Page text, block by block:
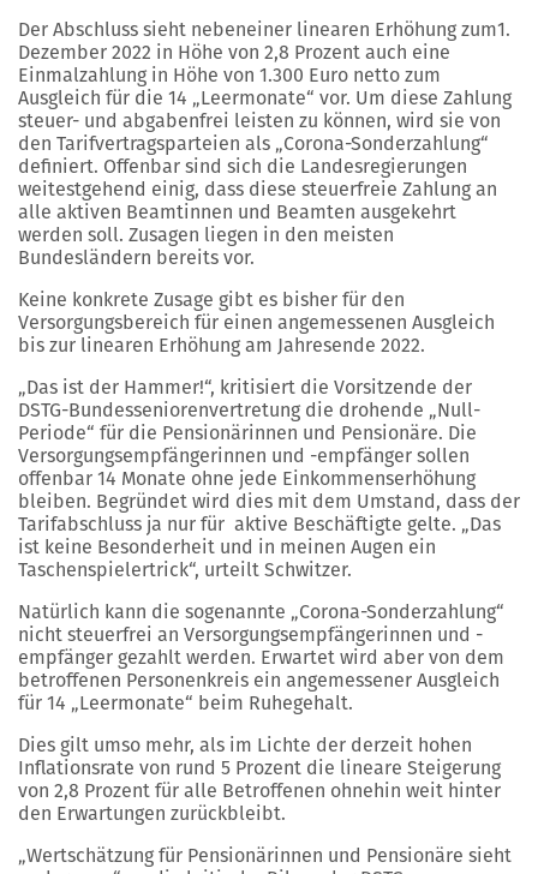
Der Abschluss sieht nebeneiner linearen Erhöhung zum1.
Dezember 2022 in Höhe von 2,8 Prozent auch eine
Einmalzahlung in Höhe von 1.300 Euro netto zum
Ausgleich für die 14 „Leermonate“ vor. Um diese Zahlung
steuer- und abgabenfrei leisten zu können, wird sie von
den Tarifvertragsparteien als „Corona-Sonderzahlung“
definiert. Offenbar sind sich die Landesregierungen
weitestgehend einig, dass diese steuerfreie Zahlung an
alle aktiven Beamtinnen und Beamten ausgekehrt
werden soll. Zusagen liegen in den meisten
Bundesländern bereits vor.
Keine konkrete Zusage gibt es bisher für den
Versorgungsbereich für einen angemessenen Ausgleich
bis zur linearen Erhöhung am Jahresende 2022.
„Das ist der Hammer!“, kritisiert die Vorsitzende der
DSTG-Bundesseniorenvertretung die drohende „Null-
Periode“ für die Pensionärinnen und Pensionäre. Die
Versorgungsempfängerinnen und -empfänger sollen
offenbar 14 Monate ohne jede Einkommenserhöhung
bleiben. Begründet wird dies mit dem Umstand, dass der
Tarifabschluss ja nur für aktive Beschäftigte gelte. „Das
ist keine Besonderheit und in meinen Augen ein
Taschenspielertrick“, urteilt Schwitzer.
Natürlich kann die sogenannte „Corona-Sonderzahlung“
nicht steuerfrei an Versorgungsempfängerinnen und -
empfänger gezahlt werden. Erwartet wird aber von dem
betroffenen Personenkreis ein angemessener Ausgleich
für 14 „Leermonate“ beim Ruhegehalt.
Dies gilt umso mehr, als im Lichte der derzeit hohen
Inflationsrate von rund 5 Prozent die lineare Steigerung
von 2,8 Prozent für alle Betroffenen ohnehin weit hinter
den Erwartungen zurückbleibt.
„Wertschätzung für Pensionärinnen und Pensionäre sieht